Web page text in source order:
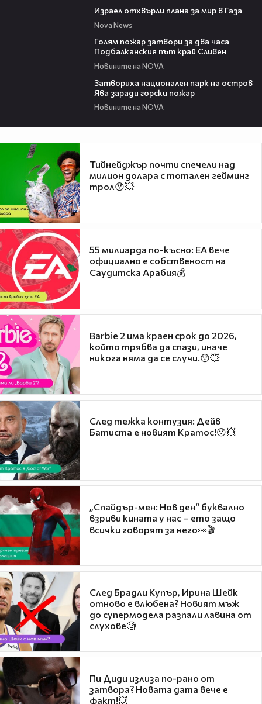
Израел отхвърли плана за мир в Газа
Nova News
Голям пожар затвори за два часа
Подбалканския път край Сливен
Новините на NOVA
Затвориха национален парк на остров
Ява заради горски пожар
Новините на NOVA
Тийнейджър почти спечели над
милион долара с тотален гейминг
трол😯💥
55 милиарда по-късно: EA вече
официално е собственост на
Саудитска Арабия💰
Barbie 2 има краен срок до 2026,
който трябва да спази, иначе
никога няма да се случи.😯💥
След тежка контузия: Дейв
Батиста е новият Кратос!😯💥
„Спайдър-мен: Нов ден“ буквално
взриви кината у нас – ето защо
всички говорят за него👀🎬
След Брадли Купър, Ирина Шейк
отново е влюбена? Новият мъж
до супермодела разпали лавина от
слухове🧐
Пи Диди излиза по-рано от
затвора? Новата дата вече е
факт!💥